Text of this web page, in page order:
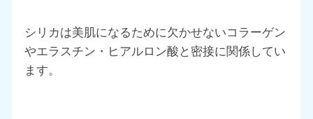
シリカは美肌になるために欠かせないコラーゲン
やエラスチン・ヒアルロン酸と密接に関係してい
ます。